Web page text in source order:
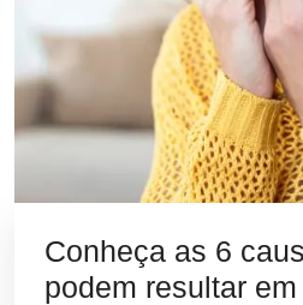
Conheça as 6
podem resultar